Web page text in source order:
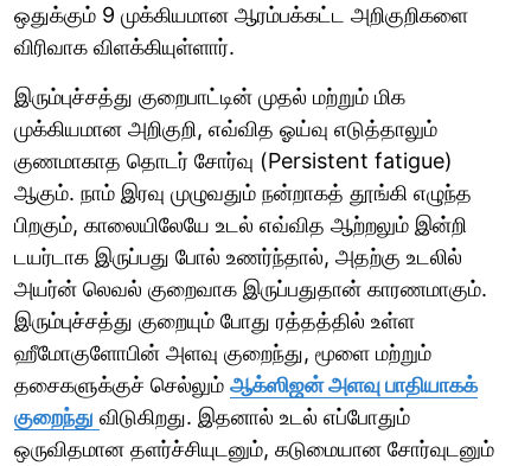
ஒதுக்கும் 9 முக்கியமான ஆரம்பக்கட்ட அறிகுறிகளை
விரிவாக விளக்கியுள்ளார்.
இரும்புச்சத்து குறைபாட்டின் முதல் மற்றும் மிக
முக்கியமான அறிகுறி, எவ்வித ஓய்வு எடுத்தாலும்
குணமாகாத தொடர் சோர்வு (Persistent fatigue)
ஆகும். நாம் இரவு முழுவதும் நன்றாகத் தூங்கி எழுந்த
பிறகும், காலையிலேயே உடல் எவ்வித ஆற்றலும் இன்றி
டயர்டாக இருப்பது போல் உணர்ந்தால், அதற்கு உடலில்
அயர்ன் லெவல் குறைவாக இருப்பதுதான் காரணமாகும்.
இரும்புச்சத்து குறையும் போது ரத்தத்தில் உள்ள
ஹீமோகுளோபின் அளவு குறைந்து, மூளை மற்றும்
தசைகளுக்குச் செல்லும் ஆக்ஸிஜன் அளவு பாதியாகக்
குறைந்து விடுகிறது. இதனால் உடல் எப்போதும்
ஒருவிதமான தளர்ச்சியுடனும், கடுமையான சோர்வுடனும்